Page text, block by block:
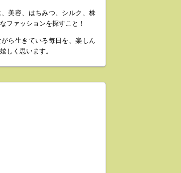
美容、はちみつ、シルク、株
ファッションを探すこと！
ら生きている毎日を、楽しん
しく思います。